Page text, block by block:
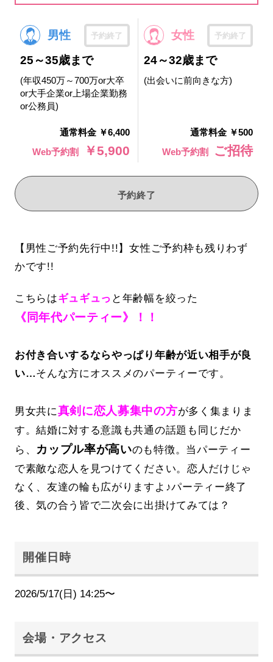
男性 予約終了
25～35歳まで
(年収450万～700万or大卒
or大手企業or上場企業勤務
or公務員)
通常料金 ￥6,400
Web予約割
￥5,900
女性 予約終了
24～32歳まで
(出会いに前向きな方)
通常料金 ￥500
Web予約割
ご招待
予約終了
【男性ご予約先行中!!】女性ご予約枠も残りわず
かです!!
こちらはギュギュっ と年齢幅を絞った
《同年代パーティー》！！
お付き合いするならやっぱり年齢が近い相手が良
い…そんな方にオススメのパーティーです。
男女共に真剣に恋人募集中の方が多く集まりま
す。結婚に対する意識も共通の話題も同じだか
ら、 カップル率が高いのも特徴。当パーティー
で素敵な恋人を見つけてください。恋人だけじゃ
なく、友達の輪も広がりますよ♪パーティー終了
後、気の合う皆で二次会に出掛けてみては？
開催日時
2026/5/17(日) 14:25〜
会場・アクセス